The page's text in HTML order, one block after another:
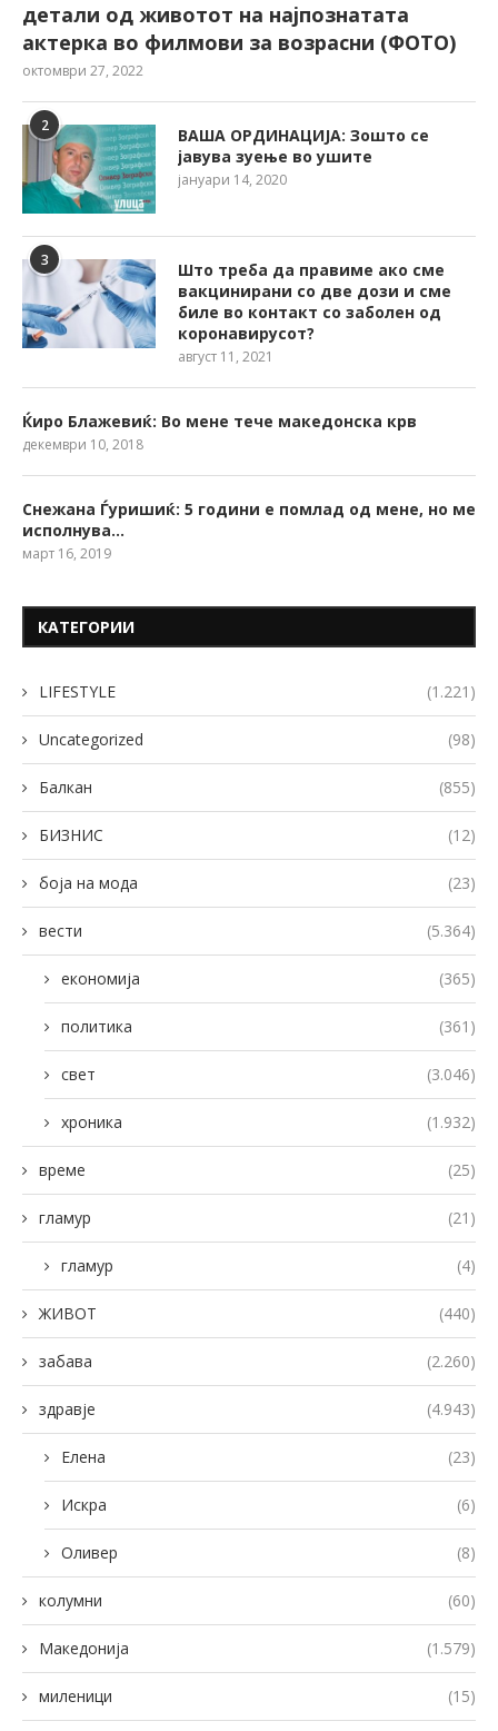
детали од животот на најпознатата
актерка во филмови за возрасни (ФОТО)
октомври 27, 2022
2
ВАША ОРДИНАЦИЈА: Зошто се
јавува зуење во ушите
јануари 14, 2020
3
Што треба да правиме ако сме
вакцинирани со две дози и сме
биле во контакт со заболен од
коронавирусот?
август 11, 2021
Ќиро Блажевиќ: Во мене тече македонска крв
декември 10, 2018
Снежана Ѓуришиќ: 5 години е помлад од мене, но ме
исполнува…
март 16, 2019
КАТЕГОРИИ
LIFESTYLE (1.221)
Uncategorized (98)
Балкан (855)
БИЗНИС (12)
боја на мода (23)
вести (5.364)
економија (365)
политика (361)
свет (3.046)
хроника (1.932)
време (25)
гламур (21)
гламур (4)
ЖИВОТ (440)
забава (2.260)
здравје (4.943)
Елена (23)
Искра (6)
Оливер (8)
колумни (60)
Македонија (1.579)
миленици (15)